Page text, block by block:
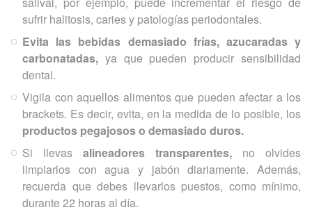
sufrir halitosis, caries y patologías periodontales.
Evita las bebidas demasiado frías, azucaradas y
carbonatadas, ya que pueden producir sensibilidad
dental.
Vigila con aquellos alimentos que pueden afectar a los
brackets. Es decir, evita, en la medida de lo posible, los
productos pegajosos o demasiado duros.
Si llevas alineadores transparentes, no olvides
limpiarlos con agua y jabón diariamente. Además,
recuerda que debes llevarlos puestos, como mínimo,
durante 22 horas al día.